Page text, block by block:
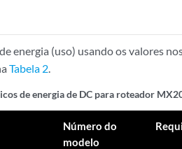
energia (uso) usando os valores
Tabela 2.
de energia de DC para roteador
Número do
modelo